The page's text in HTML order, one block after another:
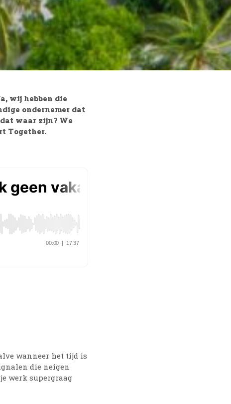
wij hebben die
ondernemer dat
waar zijn? We
Together.
wanneer het tijd is
die neigen
werk supergraag